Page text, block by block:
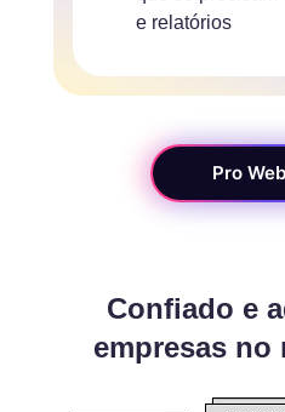
e relatórios
Pro
Confiado e
empresas